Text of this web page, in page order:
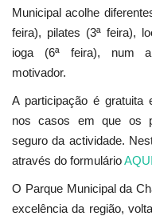
Municipal acolhe
feira), pilates (3ª feira),
ioga (6ª feira), num
motivador.
A participação é gratuita
nos casos em que os
seguro da actividade.
através do formulárioAQUI
O Parque Municipal da
excelência da região,